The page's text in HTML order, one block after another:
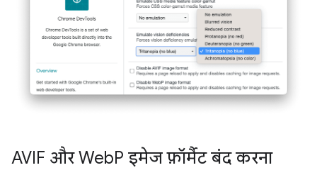
AVIF और WebP इमेज फ़ॉर्मैट बंद करना